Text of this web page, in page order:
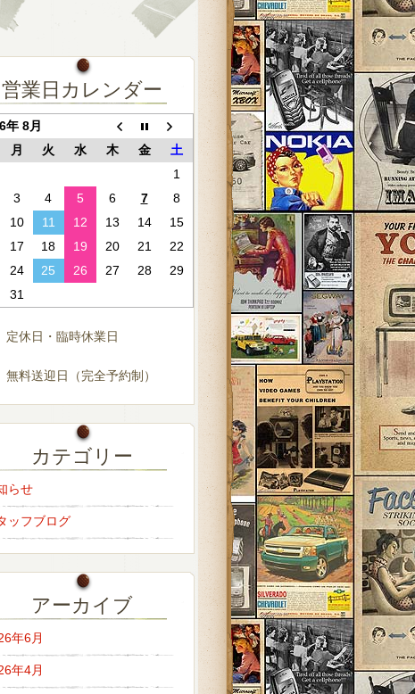
営業日カレンダー
年 8月
月 火 水 木 金
土
1
3 4 5 6 7
8
10 11 12 13 14
15
17 18 19 20 21
22
24 25 26 27 28
29
31
定休日・臨時休業日
無料送迎日（完全予約制）
カテゴリー
らせ
ッフブログ
アーカイブ
年6月
年4月